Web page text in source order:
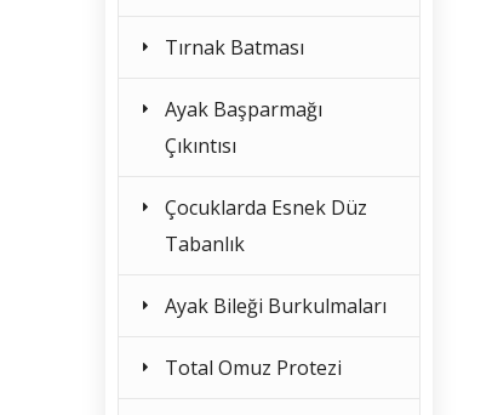
Tırnak Batması
Ayak Başparmağı
Çıkıntısı
Çocuklarda Esnek Düz
Tabanlık
Ayak Bileği Burkulmaları
Total Omuz Protezi